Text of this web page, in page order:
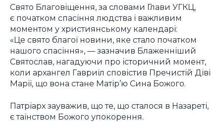
Свято Благовіщення, за словами Глави УГКЦ,
є початком спасіння людства і важливим
моментом у християнському календарі:
«Це свято благої новини, яке стало початком
нашого спасіння», — зазначив Блаженніший
Святослав, нагадуючи про історичний момент,
коли архангел Гавриїл сповістив Пречистій Діві
Марії, що вона стане Матір’ю Сина Божого.
Патріарх зауважив, що те, що сталося в Назареті,
є таїнством Божого упокорення.